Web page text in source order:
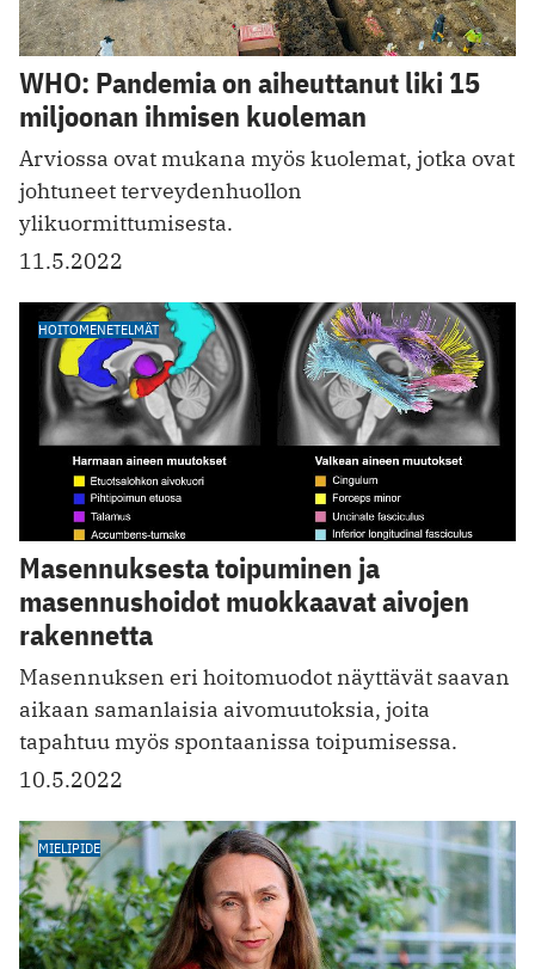
WHO: Pandemia on aiheuttanut liki 15
miljoonan ihmisen kuoleman
Arviossa ovat mukana myös kuolemat, jotka ovat
johtuneet terveydenhuollon
ylikuormittumisesta.
11.5.2022
HOITOMENETELMÄT
Masennuksesta toipuminen ja
masennushoidot muokkaavat aivojen
rakennetta
Masennuksen eri hoitomuodot näyttävät saavan
aikaan samanlaisia aivomuutoksia, joita
tapahtuu myös spontaanissa toipumisessa.
10.5.2022
MIELIPIDE